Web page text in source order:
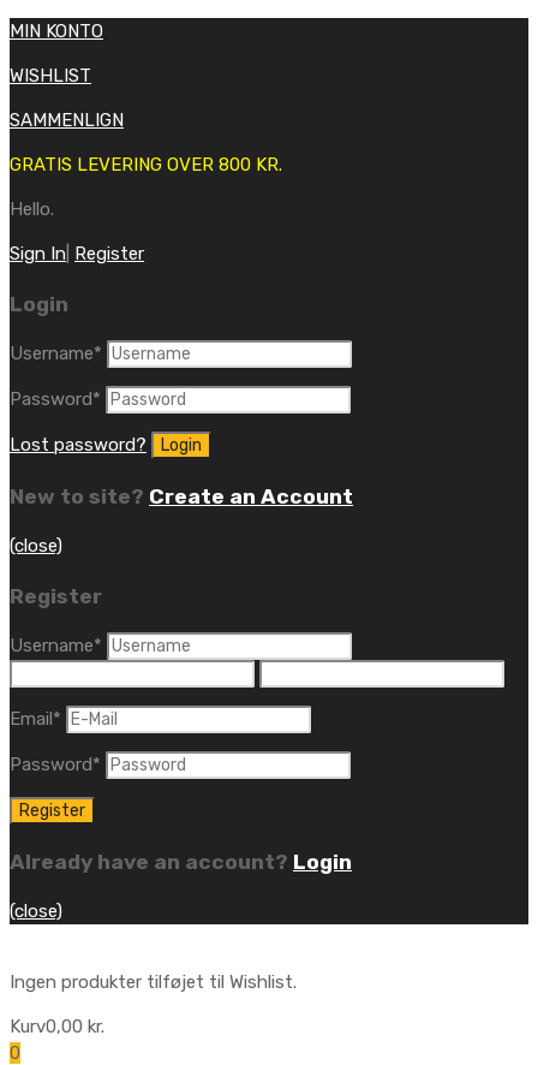
MIN KONTO
WISHLIST
SAMMENLIGN
GRATIS LEVERING OVER 800 KR.
Hello.
Sign In Register
Login
Username*
Password*
Lost password?
New to site? Create an Account
(close)
Register
Username*
Email*
Password*
Already have an account? Login
(close)
Ingen produkter tilføjet til Wishlist.
Kurv0,00 kr.
0